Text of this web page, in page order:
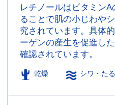
レチノールはビタミン
ることで肌の小じわや
究されています。具体
ーゲンの産生を促進し
確認されています。
乾燥 シワ・た